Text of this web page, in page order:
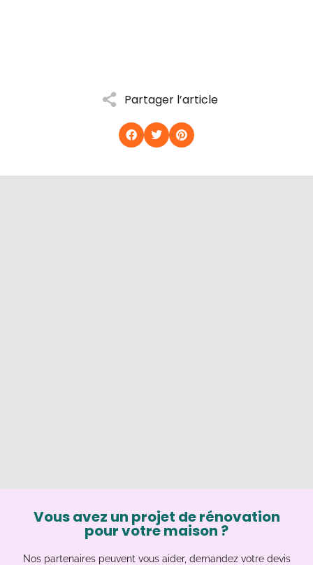
Partager l’article
Vous avez un projet de rénovation
pour votre maison ?
Nos partenaires peuvent vous aider, demandez votre devis